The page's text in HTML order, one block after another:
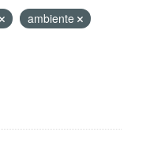
ambiente